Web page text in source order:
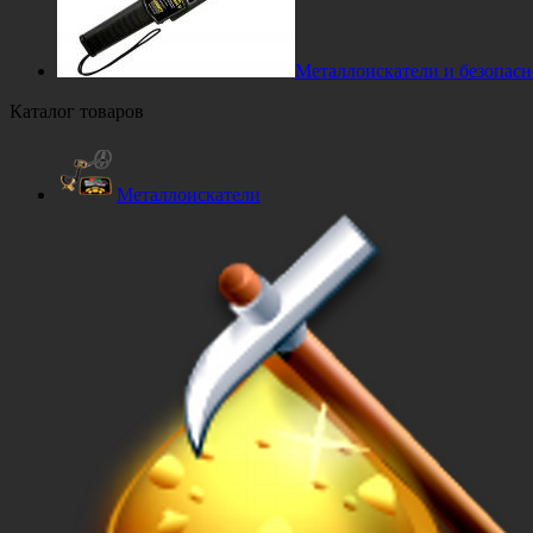
Металлоискатели и
Каталог товаров
Металлоискатели